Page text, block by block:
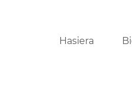
Hasiera